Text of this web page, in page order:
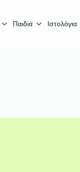
Παιδιά Ιστολόγια